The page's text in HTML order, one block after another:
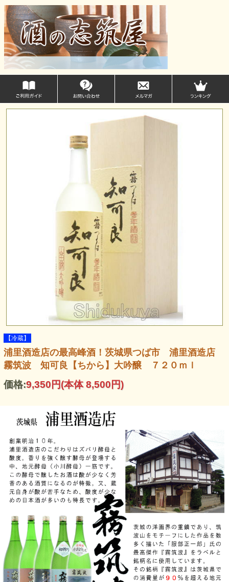
【冷蔵】
浦里酒造店の最高峰酒！茨城県つば市 浦里酒造店
霧筑波 知可良【ちから】大吟醸 ７２０ｍｌ
価格:9,350円(本体 8,500円)